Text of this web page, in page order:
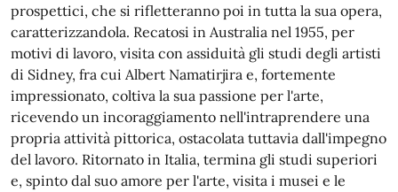
prospettici, che si rifletteranno poi in tutta la sua opera,
caratterizzandola. Recatosi in Australia nel 1955, per
motivi di lavoro, visita con assiduità gli studi degli artisti
di Sidney, fra cui Albert Namatirjira e, fortemente
impressionato, coltiva la sua passione per l'arte,
ricevendo un incoraggiamento nell'intraprendere una
propria attività pittorica, ostacolata tuttavia dall'impegno
del lavoro. Ritornato in Italia, termina gli studi superiori
e, spinto dal suo amore per l'arte, visita i musei e le